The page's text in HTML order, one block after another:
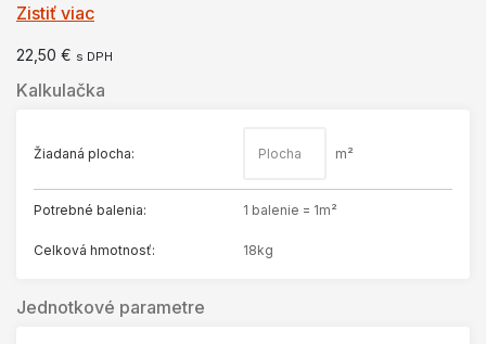
FAQ
KONTAKT
O NÁS
Zistiť viac
22,50 € s DPH
Kalkulačka
Žiadaná plocha: m²
Potrebné balenia: 1 balenie = 1m²
Celková hmotnosť: 18kg
Jednotkové parametre